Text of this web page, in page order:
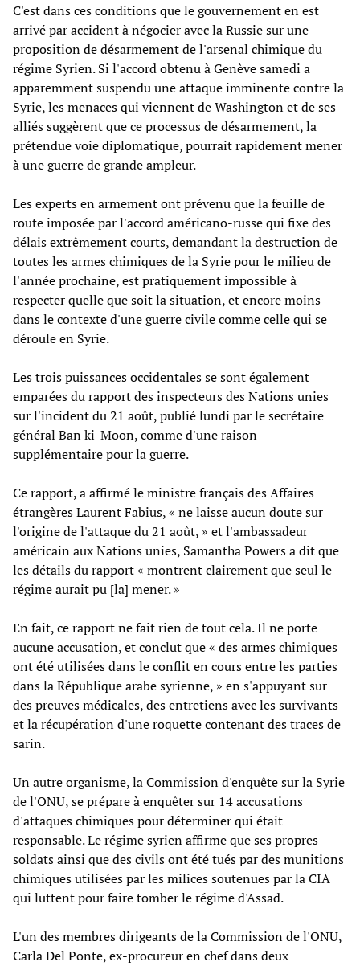
C'est dans ces conditions que le gouvernement en est
arrivé par accident à négocier avec la Russie sur une
proposition de désarmement de l'arsenal chimique du
régime Syrien. Si l'accord obtenu à Genève samedi a
apparemment suspendu une attaque imminente contre la
Syrie, les menaces qui viennent de Washington et de ses
alliés suggèrent que ce processus de désarmement, la
prétendue voie diplomatique, pourrait rapidement mener
à une guerre de grande ampleur.
Les experts en armement ont prévenu que la feuille de
route imposée par l'accord américano-russe qui fixe des
délais extrêmement courts, demandant la destruction de
toutes les armes chimiques de la Syrie pour le milieu de
l'année prochaine, est pratiquement impossible à
respecter quelle que soit la situation, et encore moins
dans le contexte d'une guerre civile comme celle qui se
déroule en Syrie.
Les trois puissances occidentales se sont également
emparées du rapport des inspecteurs des Nations unies
sur l'incident du 21 août, publié lundi par le secrétaire
général Ban ki-Moon, comme d'une raison
supplémentaire pour la guerre.
Ce rapport, a affirmé le ministre français des Affaires
étrangères Laurent Fabius, « ne laisse aucun doute sur
l'origine de l'attaque du 21 août, » et l'ambassadeur
américain aux Nations unies, Samantha Powers a dit que
les détails du rapport « montrent clairement que seul le
régime aurait pu [la] mener. »
En fait, ce rapport ne fait rien de tout cela. Il ne porte
aucune accusation, et conclut que « des armes chimiques
ont été utilisées dans le conflit en cours entre les parties
dans la République arabe syrienne, » en s'appuyant sur
des preuves médicales, des entretiens avec les survivants
et la récupération d'une roquette contenant des traces de
sarin.
Un autre organisme, la Commission d'enquête sur la Syrie
de l'ONU, se prépare à enquêter sur 14 accusations
d'attaques chimiques pour déterminer qui était
responsable. Le régime syrien affirme que ses propres
soldats ainsi que des civils ont été tués par des munitions
chimiques utilisées par les milices soutenues par la CIA
qui luttent pour faire tomber le régime d'Assad.
L'un des membres dirigeants de la Commission de l'ONU,
Carla Del Ponte, ex-procureur en chef dans deux